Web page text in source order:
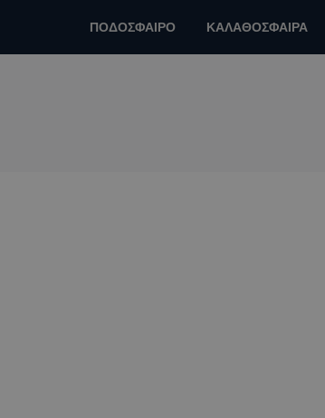
ΠΟΔΟΣΦΑΙΡΟ ΚΑΛΑΘΟΣΦΑΙΡΑ